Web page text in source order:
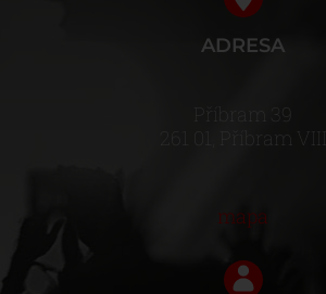
ADRESA
Příbram 39
261 01, Příbram VIII
mapa